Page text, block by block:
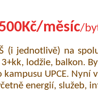
měsíc/
(i jednotlivě) na
lodžie, balkon.
kampusu UPCE. Nyní
energií, služeb,